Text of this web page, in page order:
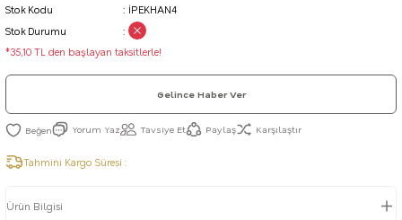
Stok Kodu
İPEKHAN4
Stok Durumu
*35,10 TL den başlayan taksitlerle!
Gelince Haber Ver
Yorum Yaz Tavsiye Et Paylaş Karşılaştır
Tahmini Kargo Süresi :
Ürün Bilgisi